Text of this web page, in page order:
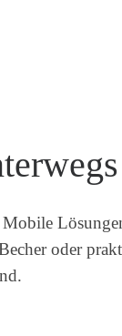
oder